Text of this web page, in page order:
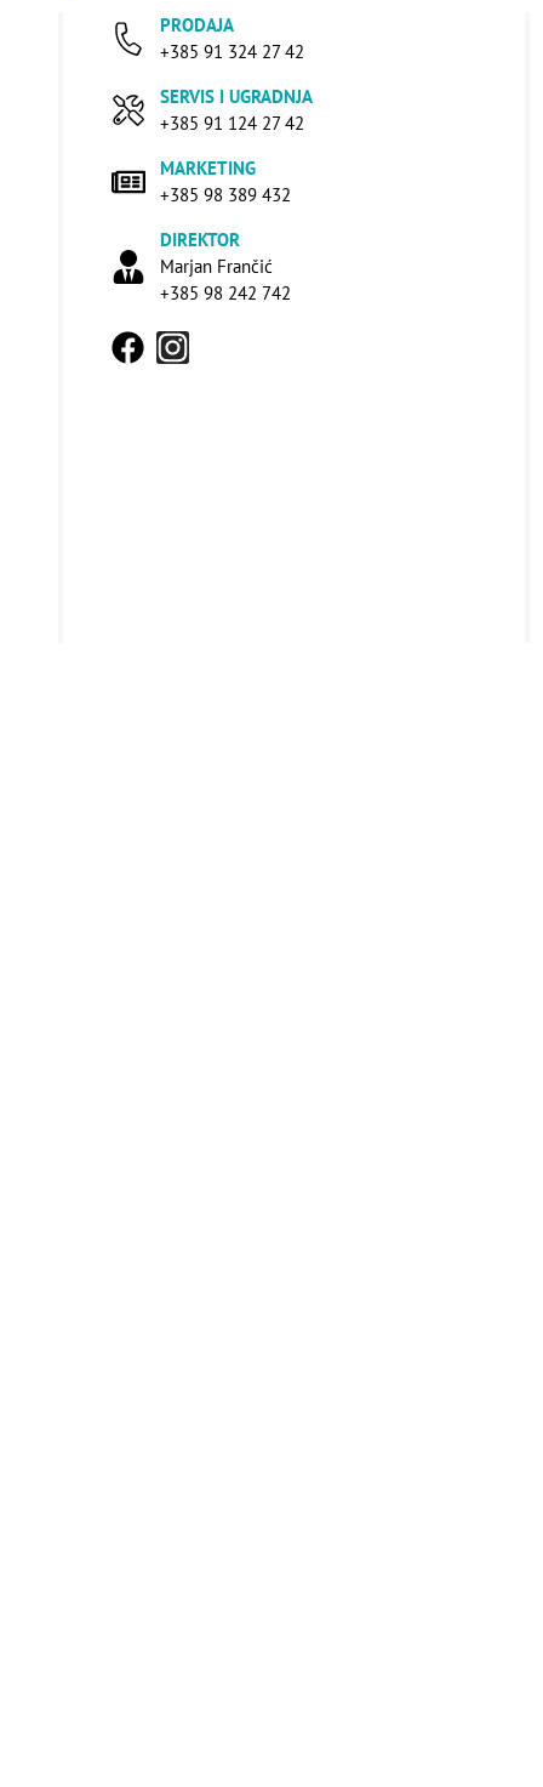
PRODAJA
+385 91 324 27 42
SERVIS I UGRADNJA
+385 91 124 27 42
MARKETING
+385 98 389 432
DIREKTOR
Marjan Frančić
+385 98 242 742